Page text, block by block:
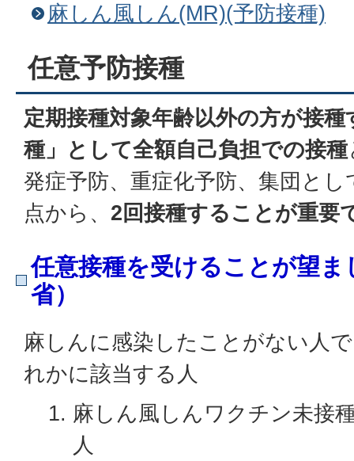
麻しん風しん(MR)(予防接種)
任意予防接種
定期接種対象年齢以外の方が接
種」として全額自己負担での接種
発症予防、重症化予防、集団と
点から、 2回接種することが重要
任意接種を受けることが望ま
省）
麻しんに感染したことがない人
れかに該当する人
麻しん風しんワクチン未接
人